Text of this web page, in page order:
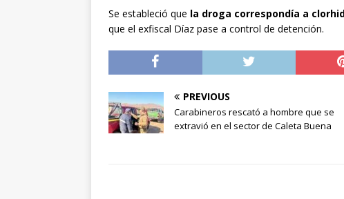
Se estableció que la droga correspondía a
que el exfiscal Díaz pase a control de detención.
PREVIOUS
Carabineros rescató a hombre que se
extravió en el sector de Caleta Buena